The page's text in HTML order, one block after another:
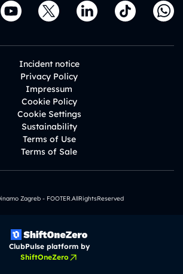
Incident notice
Privacy Policy
Impressum
Cookie Policy
Cookie Settings
Sustainability
Terms of Use
Terms of Sale
Zagreb - FOOTER.AllRightsReserved
ClubPulse platform by
ShiftOneZero